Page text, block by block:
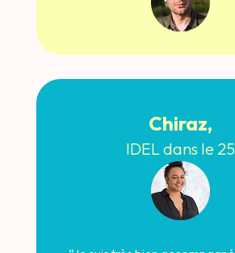
Chiraz,
IDEL dans le 25